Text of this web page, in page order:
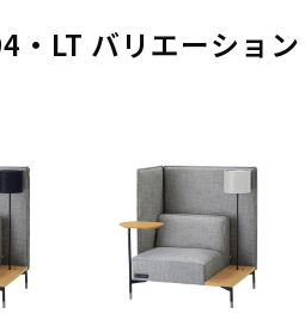
・LT バリエーション